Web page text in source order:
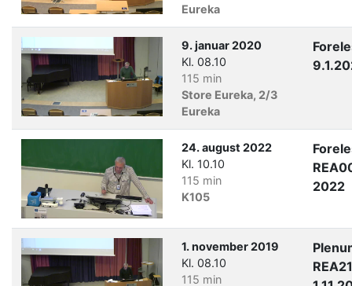
Eureka
9. januar 2020
Kl. 08.10
115 min
Store Eureka, 2/3
Eureka
24. august 2022
Kl. 10.10
115 min
K105
2022
1. november 2019
Kl. 08.10
115 min